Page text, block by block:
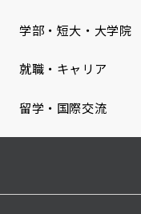
学部・短大・大学院
就職・キャリア
留学・国際交流